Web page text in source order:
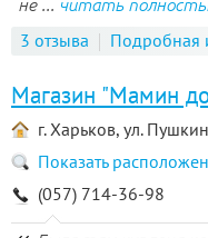
не ... читать
3 отзыва Подробная
Магазин "Мамин
г. Харьков, ул.
Показать
(057) 714-36-98